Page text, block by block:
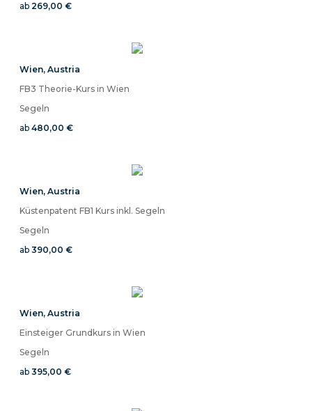
ab 269,00 €
Wien, Austria
FB3 Theorie-Kurs in Wien
Segeln
ab 480,00 €
Wien, Austria
Küstenpatent FB1 Kurs inkl. Segeln
Segeln
ab 390,00 €
Wien, Austria
Einsteiger Grundkurs in Wien
Segeln
ab 395,00 €